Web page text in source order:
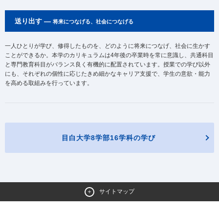
送り出す ― 将来につなげる、社会につなげる
一人ひとりが学び、修得したものを、どのように将来につなげ、社会に生かす
ことができるか。本学のカリキュラムは4年後の卒業時を常に意識し、共通科目
と専門教育科目がバランス良く有機的に配置されています。授業での学び以外
にも、それぞれの個性に応じたきめ細かなキャリア支援で、学生の意欲・能力
を高める取組みを行っています。
目白大学8学部16学科の学び
サイトマップ